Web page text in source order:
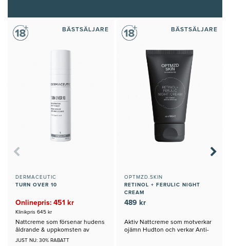
BÄSTSÄLJARE
DERMACEUTIC
TURN OVER 10
Onlinepris: 451 kr
Klinikpris 645 kr
Nattcreme som försenar hudens
åldrande & uppkomsten av
rynkor
JUST NU: 30% RABATT
BÄSTSÄLJARE
OPTMZD.SKIN
RETINOL + FERULIC NIGHT
CREAM
489 kr
Aktiv Nattcreme som motverkar
ojämn Hudton och verkar Anti-